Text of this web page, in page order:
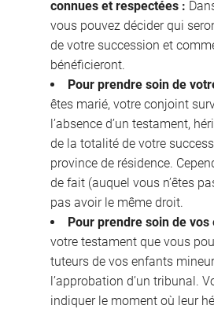
connues et respectées :
vous pouvez décider qui
de votre succession et
bénéficieront.
Pour prendre soin de
êtes marié, votre conjoint
l’absence d’un testament,
de la totalité de votre
province de résidence.
de fait (auquel vous n’êtes
pas avoir le même droit.
Pour prendre soin de vos
votre testament que vous
tuteurs de vos enfants
l’approbation d’un tribunal.
indiquer le moment où leur